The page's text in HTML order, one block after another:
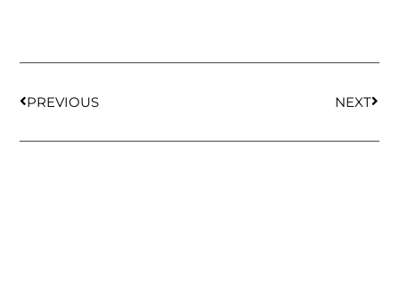
PREVIOUS NEXT